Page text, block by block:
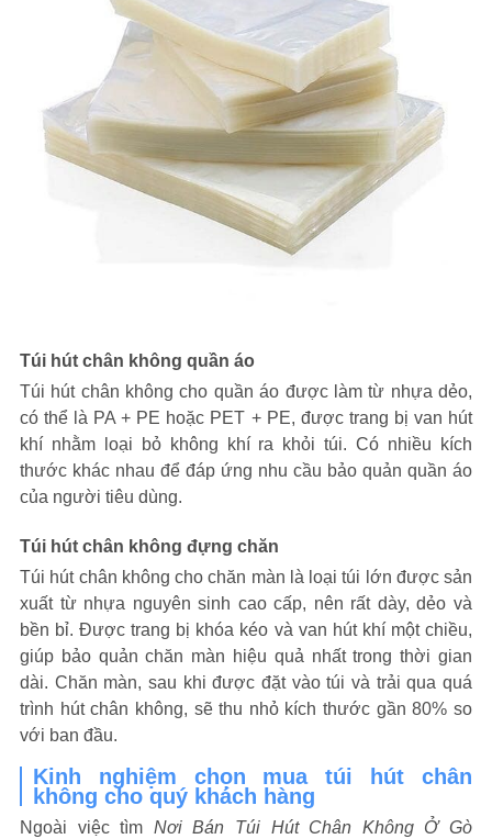
Túi hút chân không quần áo
Túi hút chân không cho quần áo được làm từ nhựa dẻo,
có thể là PA + PE hoặc PET + PE, được trang bị van hút
khí nhằm loại bỏ không khí ra khỏi túi. Có nhiều kích
thước khác nhau để đáp ứng nhu cầu bảo quản quần áo
của người tiêu dùng.
Túi hút chân không đựng chăn
Túi hút chân không cho chăn màn là loại túi lớn được sản
xuất từ nhựa nguyên sinh cao cấp, nên rất dày, dẻo và
bền bỉ. Được trang bị khóa kéo và van hút khí một chiều,
giúp bảo quản chăn màn hiệu quả nhất trong thời gian
dài. Chăn màn, sau khi được đặt vào túi và trải qua quá
trình hút chân không, sẽ thu nhỏ kích thước gần 80% so
với ban đầu.
Kinh nghiệm chọn mua túi hút chân
không cho quý khách hàng
Ngoài việc tìm Nơi Bán Túi Hút Chân Không Ở Gò